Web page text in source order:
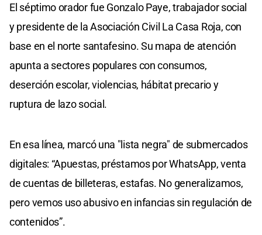
El séptimo orador fue Gonzalo Paye, trabajador social
y presidente de la Asociación Civil La Casa Roja, con
base en el norte santafesino. Su mapa de atención
apunta a sectores populares con consumos,
deserción escolar, violencias, hábitat precario y
ruptura de lazo social.
En esa línea, marcó una "lista negra" de submercados
digitales: “Apuestas, préstamos por WhatsApp, venta
de cuentas de billeteras, estafas. No generalizamos,
pero vemos uso abusivo en infancias sin regulación de
contenidos”.